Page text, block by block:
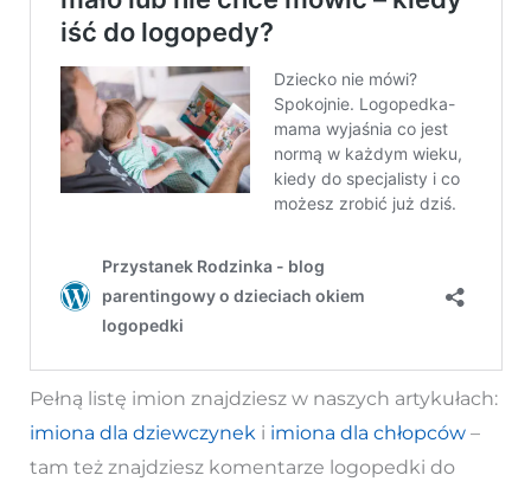
Pełną listę imion znajdziesz w naszych artykułach:
imiona dla dziewczyneki imiona dla chłopców–
tam też znajdziesz komentarze logopedki do